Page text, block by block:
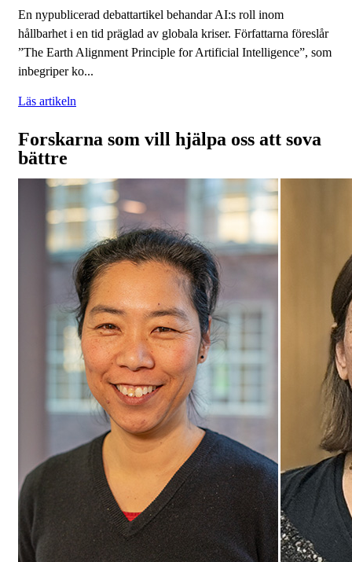
En nypublicerad debattartikel behandar AI:s roll inom
hållbarhet i en tid präglad av globala kriser. Författarna föreslår
”The Earth Alignment Principle for Artificial Intelligence”, som
inbegriper ko...
Läs artikeln
Forskarna som vill hjälpa oss att sova
bättre